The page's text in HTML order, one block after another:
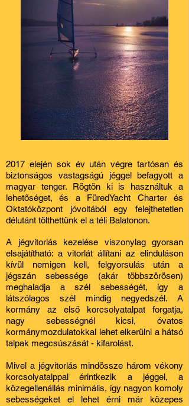
2017 elején sok év után végre tartósan és
biztonságos vastagságú jéggel befagyott a
magyar tenger. Rögtön ki is használtuk a
lehetőséget, és a FüredYacht Charter és
Oktatóközpont jóvoltából egy felejthetetlen
délutánt tölthettünk el a téli Balatonon.
A jégvitorlás kezelése viszonylag gyorsan
elsajátítható: a vitorlát állítani az elinduláson
kívül nemigen kell, felgyorsulás után a
jégszán sebessége (akár többszörösen)
meghaladja a szél sebességét, így a
látszólagos szél mindig negyedszél. A
kormány az első korcsolyatalpat forgatja,
nagy sebességnél kicsi, óvatos
kormánymozdulatokkal lehet elkerülni a hátsó
talpak megcsúszását - kifarolást.
Mivel a jégvitorlás mindössze három vékony
korcsolyatalppal érintkezik a jéggel, a
közegellenállás minimális, így nagyon komoly
sebességeket el lehet érni már közepes